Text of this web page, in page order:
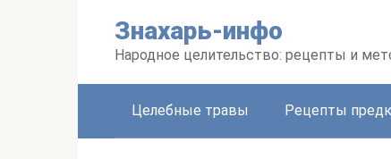
Знахарь-инфо
Народное целительство: рецепты и
Целебные травы Рецепты